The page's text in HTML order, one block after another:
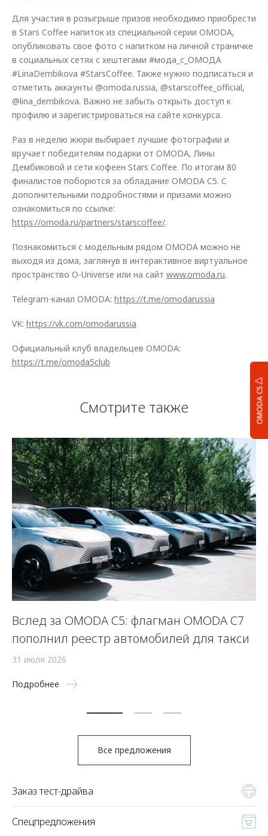
OMODA C5
Для участия в розыгрыше призов необходимо приобрести
в Stars Coffee напиток из специальной серии OMODA,
опубликовать свое фото с напитком на личной страничке
в социальных сетях с хештегами #мода_с_ОМОДА
#LinaDembikova #StarsCoffee. Также нужно подписаться и
отметить аккаунты @omoda.russia, @starscoffee_official,
@lina_dembikova. Важно не забыть открыть доступ к
профилю и зарегистрироваться на сайте конкурса.
Раз в неделю жюри выбирает лучшие фотографии и
вручает победителям подарки от OMODA, Лины
Дембиковой и сети кофеен Stars Coffee. По итогам 80
финалистов поборются за обладание OMODA C5. С
дополнительными подробностями и призами можно
ознакомиться по ссылке:
https://omoda.ru/partners/starscoffee/.
Познакомиться с модельным рядом OMODA можно не
выходя из дома, заглянув в интерактивное виртуальное
пространство O-Universe или на сайт www.omoda.ru.
Telegram-канал OMODA: https://t.me/omodarussia
VK: https://vk.com/omodarussia
Официальный клуб владельцев OMODA:
https://t.me/omoda5club
Смотрите также
Вслед за OMODA C5: флагман OMODA C7
пополнил реестр автомобилей для такси
31 июля 2026
Подробнее
Все предложения
Заказ тест-драйва
Спецпредложения